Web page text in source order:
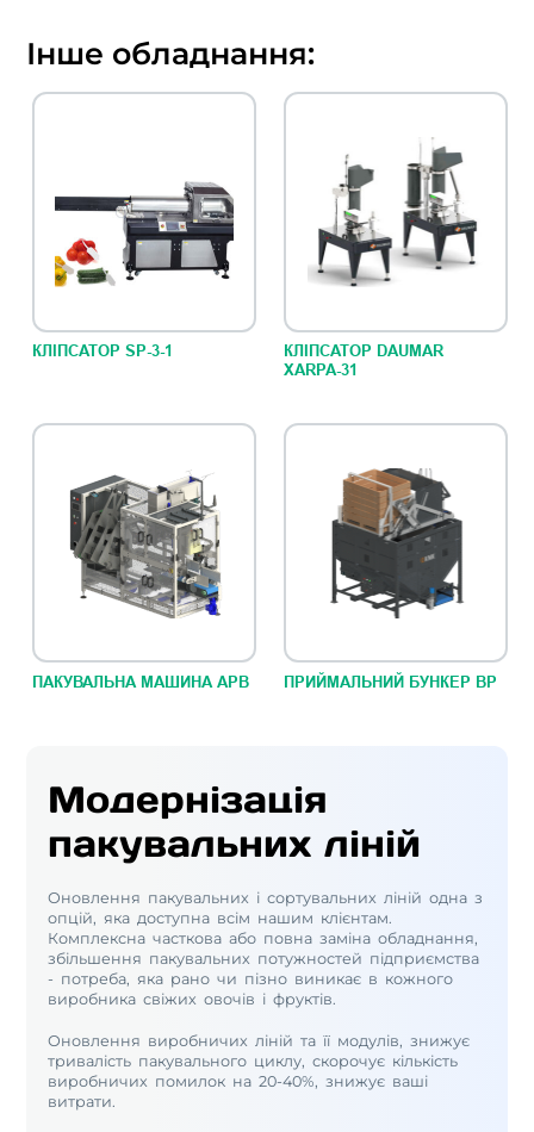
Інше обладнання:
КЛІПСАТОР SP-3-1
КЛІПСАТОР DAUMAR
XARPA-31
ПАКУВАЛЬНА МАШИНА АРВ ПРИЙМАЛЬНИЙ БУНКЕР ВР
Модернізація
пакувальних ліній
Оновлення пакувальних і сортувальних ліній одна з
опцій, яка доступна всім нашим клієнтам.
Комплексна часткова або повна заміна обладнання,
збільшення пакувальних потужностей підприємства
- потреба, яка рано чи пізно виникає в кожного
виробника свіжих овочів і фруктів.
Оновлення виробничих ліній та її модулів, знижує
тривалість пакувального циклу, скорочує кількість
виробничих помилок на 20-40%, знижує ваші
витрати.